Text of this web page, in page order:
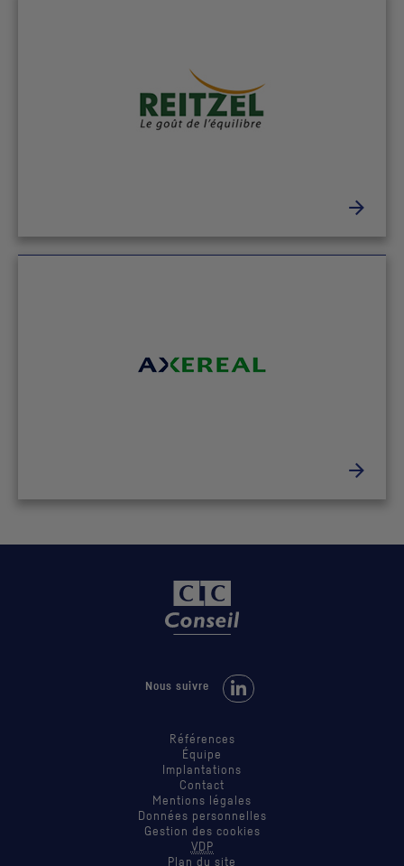
Nous suivre Nous suivre sur LinkedIn
Références
Équipe
Implantations
Contact
Mentions légales
Données personnelles
Gestion des cookies
VDP
Plan du site